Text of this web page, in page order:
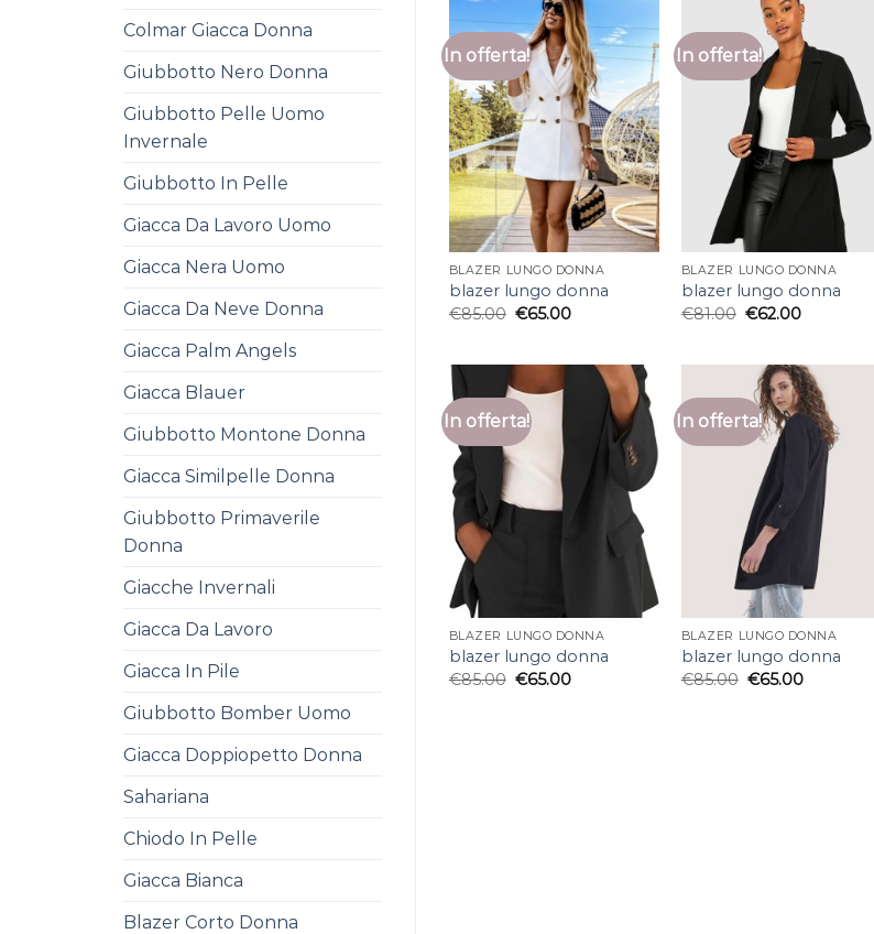
Colmar Giacca Donna
Giubbotto Nero Donna
Giubbotto Pelle Uomo
Invernale
Giubbotto In Pelle
Giacca Da Lavoro Uomo
Giacca Nera Uomo
Giacca Da Neve Donna
Giacca Palm Angels
Giacca Blauer
Giubbotto Montone Donna
Giacca Similpelle Donna
Giubbotto Primaverile
Donna
Giacche Invernali
Giacca Da Lavoro
Giacca In Pile
Giubbotto Bomber Uomo
Giacca Doppiopetto Donna
Sahariana
Chiodo In Pelle
Giacca Bianca
Blazer Corto Donna
In offerta!
BLAZER LUNGO DONNA
blazer lungo donna
€85.00 €65.00
In offerta!
BLAZER LUNGO DONNA
blazer lungo donna
€81.00 €62.00
In offerta!
BLAZER LUNGO DONNA
blazer lungo donna
€85.00 €65.00
In offerta!
BLAZER LUNGO DONNA
blazer lungo donna
€85.00 €65.00